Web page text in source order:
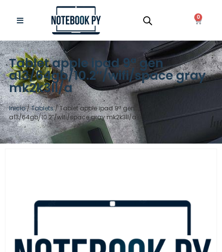
0
Tablet apple ipad 9ª gen
a13/64gb/10.2″/wifi/space gray
mk2k3ll/a
Inicio/Tablets/ Tablet apple ipad 9ª gen
a13/64gb/10.2″/wifi/space gray mk2k3ll/a